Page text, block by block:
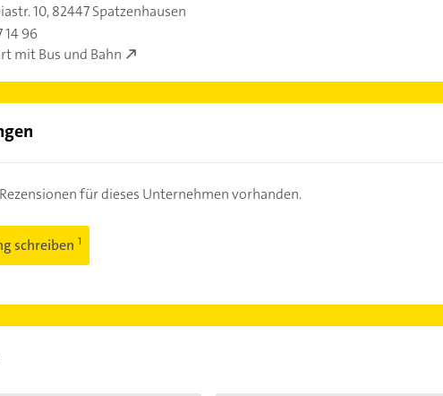
10,82447 Spatzenhausen
14 96
mit Bus und Bahn
für dieses Unternehmen vorhanden.
schreiben